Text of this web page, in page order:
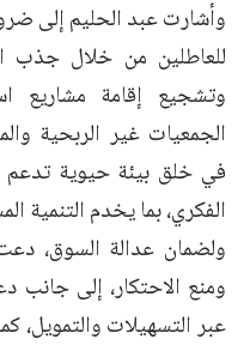
وأشارت عبد الحليم إلى
للعاطلين من خلال جذب
وتشجيع إقامة مشاريع
الجمعيات غير الربحية
في خلق بيئة حيوية تدعم
الفكري، بما يخدم التنمية
ولضمان عدالة السوق،
ومنع الاحتكار، إلى جانب
عبر التسهيلات والتمويل،